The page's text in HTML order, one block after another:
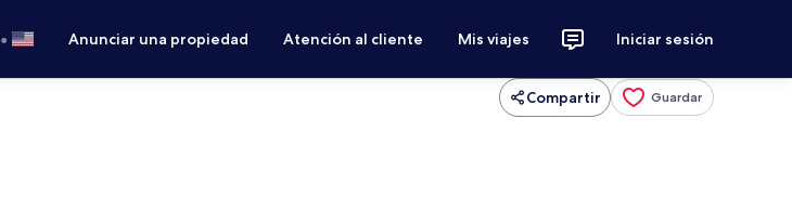
• Anunciar una propiedad Atención al cliente Mis viajes Iniciar sesión
Compartir Guardar